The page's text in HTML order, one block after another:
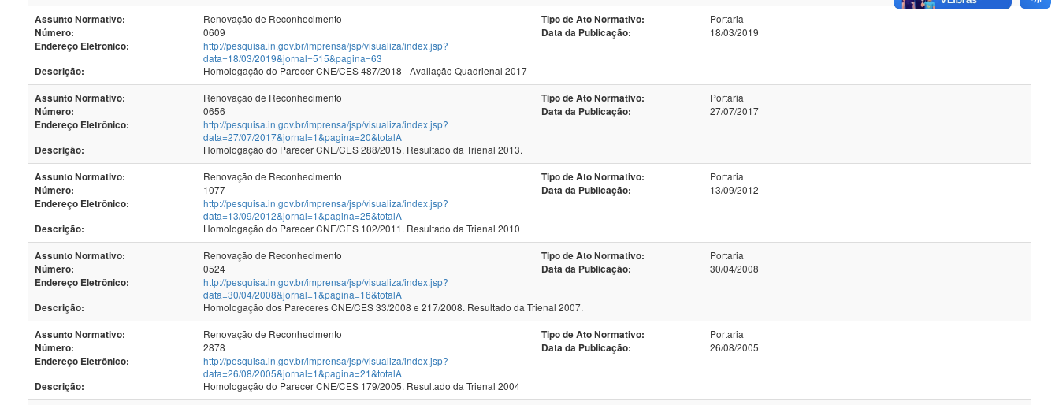
Assunto Normativo: Renovação de Reconhecimento Tipo de Ato Normativo:
Portaria
Número:
0609 Data da Publicação:
18/03/2019
Endereço Eletrônico:
http://pesquisa.in.gov.br/imprensa/jsp/visualiza/index.jsp?
data=18/03/2019&jornal=515&pagina=63
Descrição:
Homologação do Parecer CNE/CES 487/2018 - Avaliação Quadrienal 2017
Assunto Normativo: Renovação de Reconhecimento Tipo de Ato Normativo:
Portaria
Número:
0656 Data da Publicação:
27/07/2017
Endereço Eletrônico:
http://pesquisa.in.gov.br/imprensa/jsp/visualiza/index.jsp?
data=27/07/2017&jornal=1&pagina=20&totalA
Descrição:
Homologação do Parecer CNE/CES 288/2015. Resultado da Trienal 2013.
Assunto Normativo: Renovação de Reconhecimento Tipo de Ato Normativo:
Portaria
Número:
1077 Data da Publicação:
13/09/2012
Endereço Eletrônico:
http://pesquisa.in.gov.br/imprensa/jsp/visualiza/index.jsp?
data=13/09/2012&jornal=1&pagina=25&totalA
Descrição:
Homologação do Parecer CNE/CES 102/2011. Resultado da Trienal 2010
Assunto Normativo: Renovação de Reconhecimento Tipo de Ato Normativo:
Portaria
Número:
0524 Data da Publicação:
30/04/2008
Endereço Eletrônico:
http://pesquisa.in.gov.br/imprensa/jsp/visualiza/index.jsp?
data=30/04/2008&jornal=1&pagina=16&totalA
Descrição:
Homologação dos Pareceres CNE/CES 33/2008 e 217/2008. Resultado da Trienal 2007.
Assunto Normativo: Renovação de Reconhecimento Tipo de Ato Normativo:
Portaria
Número:
2878 Data da Publicação:
26/08/2005
Endereço Eletrônico:
http://pesquisa.in.gov.br/imprensa/jsp/visualiza/index.jsp?
data=26/08/2005&jornal=1&pagina=21&totalA
Descrição:
Homologação do Parecer CNE/CES 179/2005. Resultado da Trienal 2004